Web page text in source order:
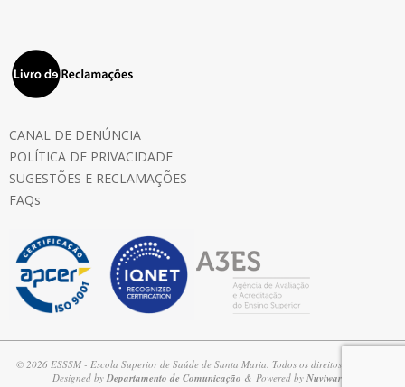
CANAL DE DENÚNCIA
POLÍTICA DE PRIVACIDADE
SUGESTÕES E RECLAMAÇÕES
FAQs
© 2026 ESSSM - Escola Superior de Saúde de Santa Maria. Todos os direitos reservados
Designed by Departamento de Comunicação & Powered by Nuviware®